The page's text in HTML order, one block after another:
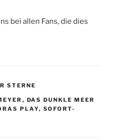
bei allen Fans, die dies
STERNE
, DAS DUNKLE MEER
PLAY, SOFORT-